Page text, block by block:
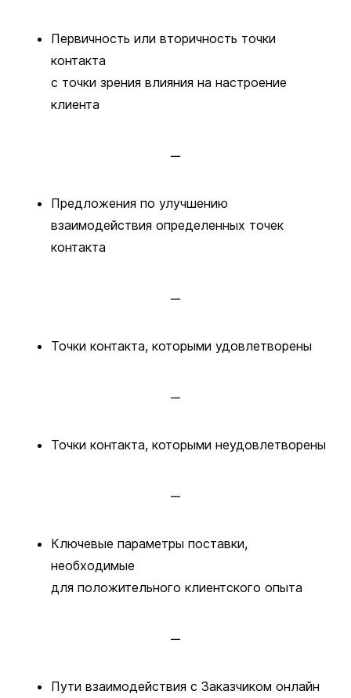
Первичность или вторичность точки
контакта
с точки зрения влияния на настроение
клиента
Предложения по улучшению
взаимодействия определенных точек
контакта
Точки контакта, которыми удовлетворены
Точки контакта, которыми неудовлетворены
Ключевые параметры поставки,
необходимые
для положительного клиентского опыта
Пути взаимодействия с Заказчиком онлайн